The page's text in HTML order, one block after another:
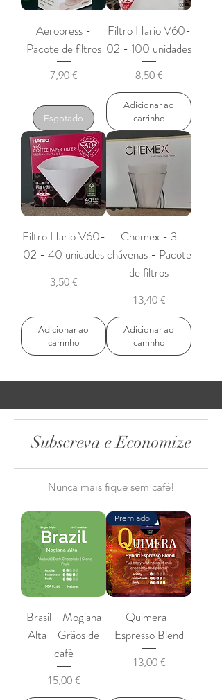
Aeropress -
Pacote de filtros
Preço
7,90 €
Esgotado
Filtro Hario V60-
02 - 100 unidades
Preço
8,50 €
Adicionar ao
carrinho
Filtro Hario V60-
02 - 40 unidades
Preço
3,50 €
Adicionar ao
carrinho
Chemex - 3
chávenas - Pacote
de filtros
Preço
13,40 €
Adicionar ao
carrinho
Subscreva e Economize
Nunca mais fique sem café!
Brasil - Mogiana
Alta - Grãos de
café
Preço
15,00 €
Premiado
Quimera-
Espresso Blend
Preço
13,00 €